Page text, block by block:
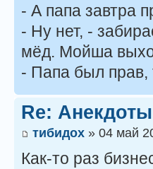
- А папа завтра
- Ну нет, -
мёд. Мойша
- Папа был прав,
Re: Анекдоты
тибидох » 04 май
Как-то раз